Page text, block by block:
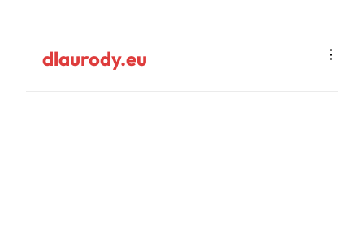
dlaurody.eu